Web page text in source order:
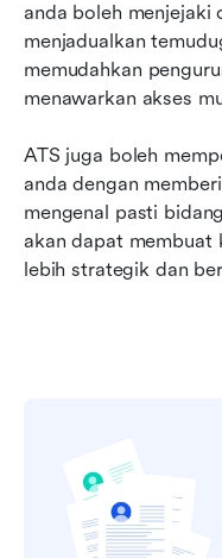
anda boleh menjejaki
menjadualkan
memudahkan
menawarkan akses
ATS juga boleh
anda dengan
mengenal pasti
akan dapat membuat
lebih strategik dan